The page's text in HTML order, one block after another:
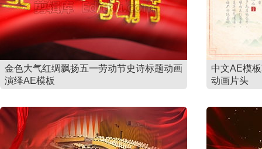
金色大气红绸飘扬五一劳动节史诗标题动画
演绎AE模板
中文AE模
动画片头